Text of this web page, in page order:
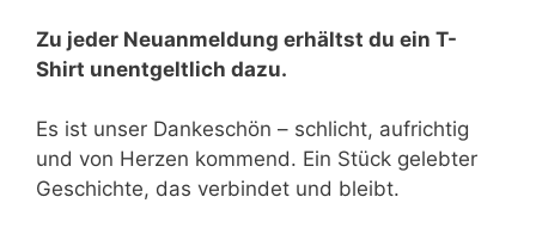
Zu jeder Neuanmeldung erhältst du ein T-
Shirt unentgeltlich dazu.
Es ist unser Dankeschön – schlicht, aufrichtig
und von Herzen kommend. Ein Stück gelebter
Geschichte, das verbindet und bleibt.